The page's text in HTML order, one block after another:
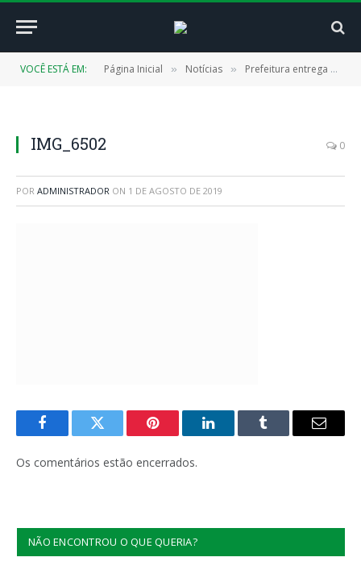
VOCÊ ESTÁ EM: Página Inicial » Notícias » Prefeitura entrega mais duas escolas reformadas e ampliadas
IMG_6502 0
POR ADMINISTRADOR ON 1 DE AGOSTO DE 2019
FacebookTwitter Pinterest LinkedInTumblr
E-
Os comentários estão encerrados.
NÃO ENCONTROU O QUE QUERIA?